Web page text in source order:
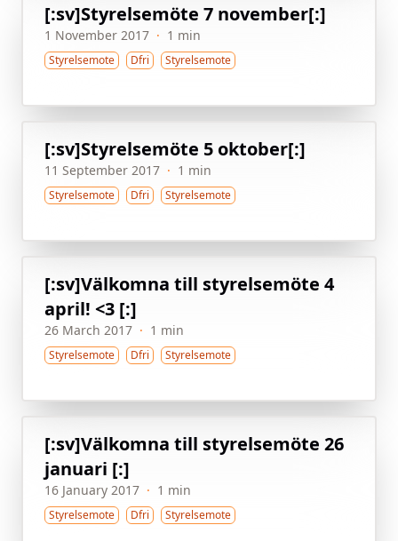
[:sv]Styrelsemöte 7 november[:]
1 November 2017 · 1 min
Styrelsemote Dfri Styrelsemote
[:sv]Styrelsemöte 5 oktober[:]
11 September 2017 · 1 min
Styrelsemote Dfri Styrelsemote
[:sv]Välkomna till styrelsemöte 4
april! <3 [:]
26 March 2017 · 1 min
Styrelsemote Dfri Styrelsemote
[:sv]Välkomna till styrelsemöte 26
januari [:]
16 January 2017 · 1 min
Styrelsemote Dfri Styrelsemote